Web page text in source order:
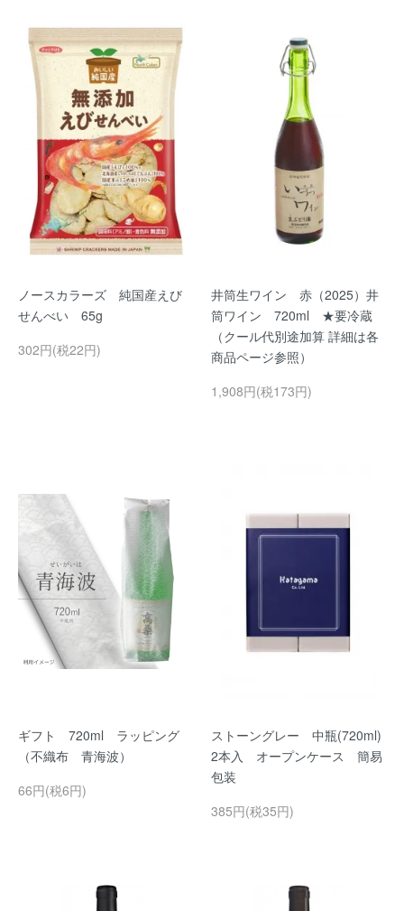
ノースカラーズ 純国産えび
せんべい 65g
302円(税22円)
井筒生ワイン 赤（2025）井
筒ワイン 720ml ★要冷蔵
（クール代別途加算 詳細は各
商品ページ参照）
1,908円(税173円)
ギフト 720ml ラッピング
（不織布 青海波）
66円(税6円)
ストーングレー 中瓶(720ml)
2本入 オープンケース 簡易
包装
385円(税35円)